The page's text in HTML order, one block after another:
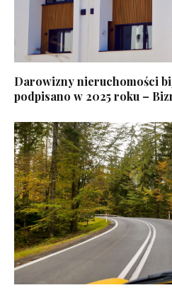
Darowizny nieruchomości
podpisano w 2025 roku –